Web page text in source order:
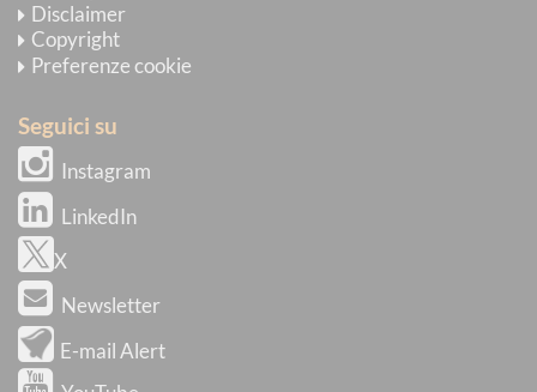
Disclaimer
Copyright
Preferenze cookie
Seguici su
Instagram
LinkedIn
X
Newsletter
E-mail Alert